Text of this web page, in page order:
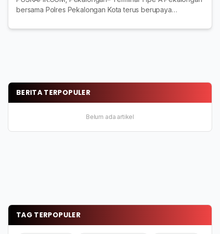
bersama Polres Pekalongan Kota terus berupaya
1446 Hijriyah/2025 Masehi melalui kegiatan Ramp ...
BERITA TERPOPULER
Belum ada artikel
TAG TERPOPULER